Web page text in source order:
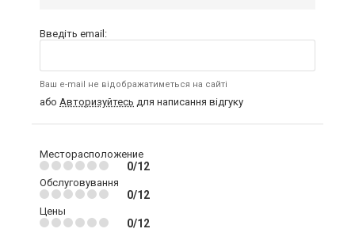
Введіть email:
Ваш e-mail не відображатиметься на сайті
або Авторизуйтесь для написання відгуку
Месторасположение
0/12
Обслуговування
0/12
Цены
0/12